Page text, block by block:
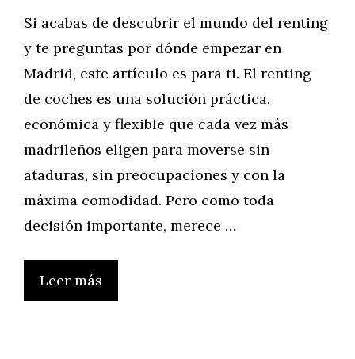
Si acabas de descubrir el mundo del renting
y te preguntas por dónde empezar en
Madrid, este artículo es para ti. El renting
de coches es una solución práctica,
económica y flexible que cada vez más
madrileños eligen para moverse sin
ataduras, sin preocupaciones y con la
máxima comodidad. Pero como toda
decisión importante, merece …
Leer más